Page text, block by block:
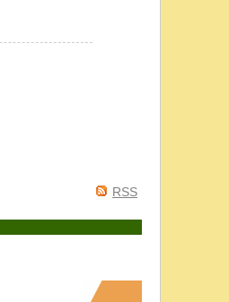
RSS